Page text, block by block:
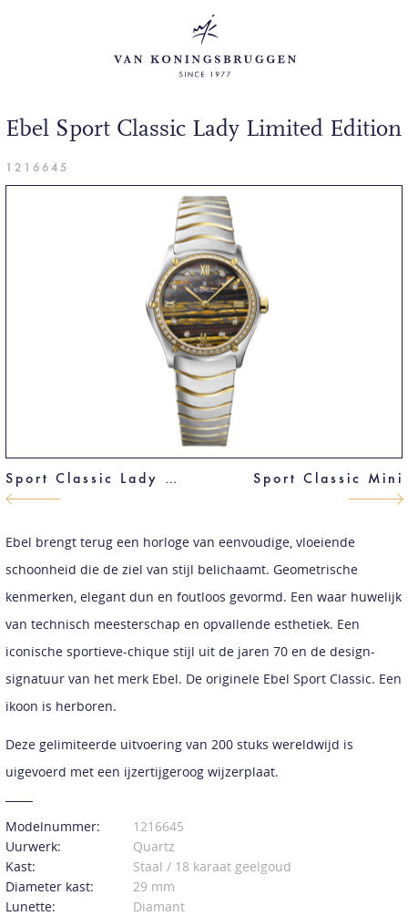
Ebel Sport Classic Lady Limited Edition
1216645
Sport Classic Lady Limited Edition Sport Classic Mini
Ebel brengt terug een horloge van eenvoudige, vloeiende
schoonheid die de ziel van stijl belichaamt. Geometrische
kenmerken, elegant dun en foutloos gevormd. Een waar huwelijk
van technisch meesterschap en opvallende esthetiek. Een
iconische sportieve-chique stijl uit de jaren 70 en de design-
signatuur van het merk Ebel. De originele Ebel Sport Classic. Een
ikoon is herboren.
Deze gelimiteerde uitvoering van 200 stuks wereldwijd is
uigevoerd met een ijzertijgeroog wijzerplaat.
Modelnummer:
1216645
Uurwerk:
Quartz
Kast:
Staal / 18 karaat geelgoud
Diameter kast:
29 mm
Lunette:
Diamant